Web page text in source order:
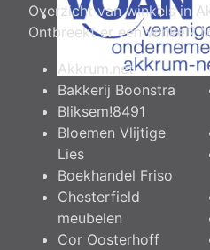
Overzicht van winkels in
Ontbreekt er een winkel?
Akkrum.net
Bakkerij Boonstra
Bliksem!8491
Bloemen Vlijtige
Lies
Boekhandel Friso
Chesterfield
meubelen
Cor Oosterhoff